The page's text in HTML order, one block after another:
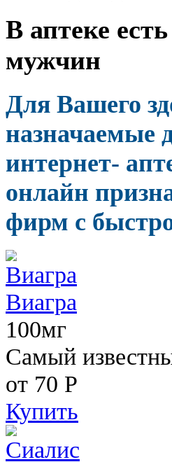
В аптеке
мужчин
Для Вашего
назначаемые
интернет-
онлайн
фирм с
Виагра
100мг
Самый
от 70 Р
Купить